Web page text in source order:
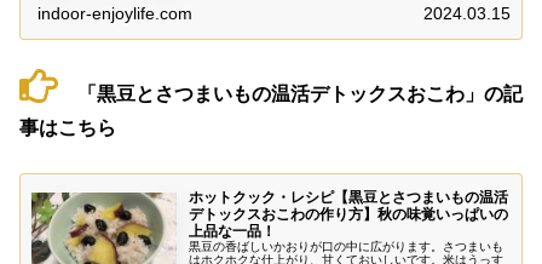
ンをひとくち飲みたくなります。結果いつもよりお酒がす
indoor-enjoylife.com 2024.03.15
「黒豆とさつまいもの温活デトックスおこわ」の記
事はこちら
ホットクック・レシピ【黒豆とさつまいもの温活
デトックスおこわの作り方】秋の味覚いっぱいの
上品な一品！
黒豆の香ばしいかおりが口の中に広がります。さつまいも
はホクホクな仕上がり、甘くておいしいです。米はうっす